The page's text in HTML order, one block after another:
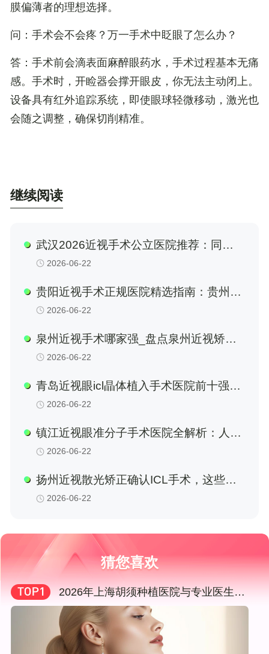
膜偏薄者的理想选择。
问：手术会不会疼？万一手术中眨眼了怎么办？
答：手术前会滴表面麻醉眼药水，手术过程基本无痛
感。手术时，开睑器会撑开眼皮，你无法主动闭上。
设备具有红外追踪系统，即使眼球轻微移动，激光也
会随之调整，确保切削精准。
继续阅读
武汉2026近视手术公立医院推荐：同
济、协和、省人民医院眼科半飞秒技术解
2026-06-22
贵阳近视手术正规医院精选指南：贵州省
人民医院、贵阳爱尔眼科等多家机构深度
2026-06-22
泉州近视手术哪家强_盘点泉州近视矫正
手术口碑实力医院与医生名单
2026-06-22
青岛近视眼icl晶体植入手术医院前十强榜
单发布：从专业眼科到综合医院全面解读
2026-06-22
镇江近视眼准分子手术医院全解析：人民
医院、眼科专科哪家强，附2026本地手
2026-06-22
扬州近视散光矫正确认ICL手术，这些眼
科实力机构备受本地用户推崇
2026-06-22
猜您喜欢
2026年上海胡须种植医院与专业医生选
择指南：从技术、口碑到价格全方位剖
析